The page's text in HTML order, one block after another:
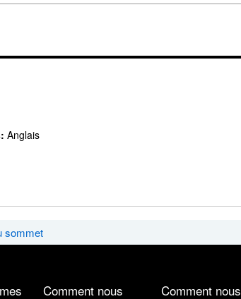
Anglais
sommet
Comment nous
Comment nous